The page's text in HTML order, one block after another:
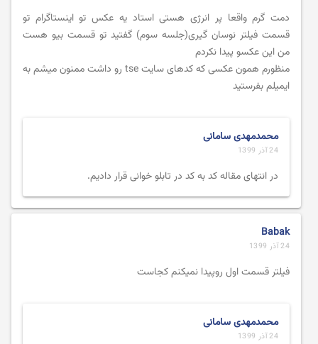
دمت گرم واقعا پر انرژی هستی استاد یه عکس تو اینستاگرام تو
قسمت فیلتر نوسان گیری(جلسه سوم) گفتید تو قسمت بیو هست
من این عکسو پیدا نکردم
منظورم همون عکسی که کدهای سایت tse رو داشت ممنون میشم به
ایمیلم بفرستید
محمدمهدی سامانی
24 آذر 1399
در انتهای مقاله کد به کد در تابلو خوانی قرار دادیم.
Babak
24 آذر 1399
فیلتر قسمت اول رو‌پیدا نمیکنم کجاست
محمدمهدی سامانی
24 آذر 1399